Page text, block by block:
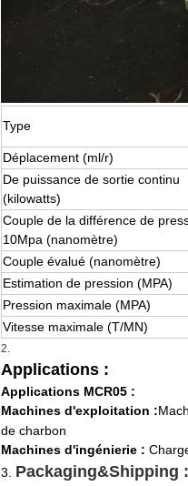
Type
Déplacement (ml/r)
De puissance de sortie continu
(kilowatts)
Couple de la différence de
10Mpa (nanomètre)
Couple évalué (nanomètre)
Estimation de pression (MPA)
Pression maximale (MPA)
Vitesse maximale (T/MN)
2.
Applications :
Applications MCR05 :
Machines d'exploitation :
de charbon
Machines d'ingénierie :
3. Packaging&Shipping :